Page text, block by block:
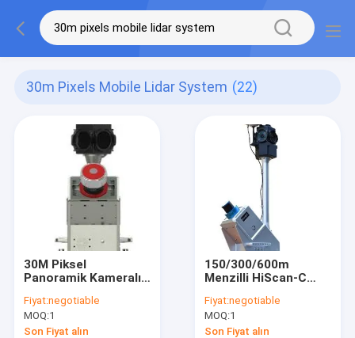
30m Pixels Mobile Lidar System (22)
30M Piksel
Panoramik Kameralı
Mobil LiDAR Sistemi
HiScan-R
Fiyat:negotiable
MOQ:1
Son Fiyat alın
150/300/600m
Menzilli HiScan-C
Araba LiDAR Sensörü
Fiyat:negotiable
MOQ:1
Son Fiyat alın